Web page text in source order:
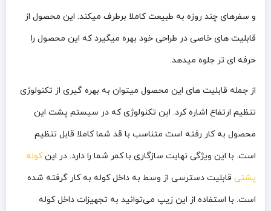
و سفرهای چند روزه به طبیعت کاملا برطرف میکند. این محصول از
قابلیت های خاصی در طراحی خود بهره میگیرد که این محصول را
حرفه ای تر جلوه میدهد.
از جمله قابلیت های این محصول میتوان به بهره گیری از تکنولوژی
تنظیم ارتفاع اشاره کرد. این تکنولوژی که در سیستم پشت این
محصول به کار رفته است متناسب با قد شما کاملا قابل تنظیم
است. با این ویژگی نهایت سازگاری با کمر شما را دارد. در اینکوله
پشتی قابلیت دسترسی از وسط به داخل کوله به کار گرفته شده
است. با استفاده از این زیپ می‌توانید به تجهیزات داخل کوله